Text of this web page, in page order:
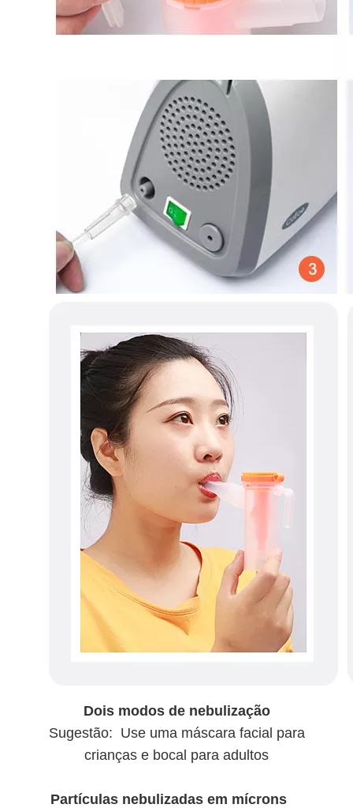
Dois modos de nebulização
Sugestão: Use uma máscara facial para
crianças e bocal para adultos
Partículas nebulizadas em mícrons